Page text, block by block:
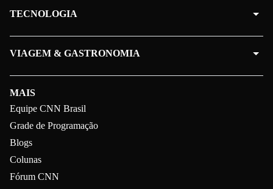
MAIS
Equipe CNN Brasil
Grade de Programação
Blogs
Colunas
Fórum CNN
TECNOLOGIA
VIAGEM & GASTRONOMIA